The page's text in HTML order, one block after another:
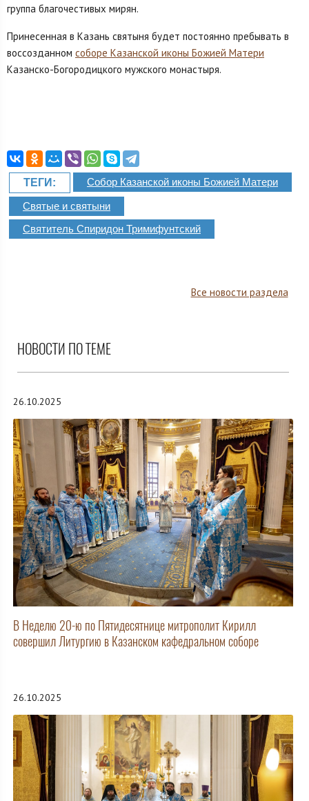
группа благочестивых мирян.
Принесенная в Казань святыня будет постоянно пребывать в
воссозданном соборе Казанской иконы Божией Матери
Казанско-Богородицкого мужского монастыря.
ТЕГИ: Собор Казанской иконы Божией Матери
Святые и святыни
Святитель Спиридон Тримифунтский
Все новости раздела
НОВОСТИ ПО ТЕМЕ
26.10.2025
В Неделю 20-ю по Пятидесятнице митрополит Кирилл
совершил Литургию в Казанском кафедральном соборе
26.10.2025